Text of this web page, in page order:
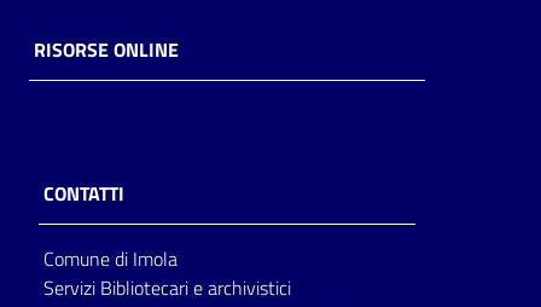
RISORSE ONLINE
CONTATTI
Comune di Imola
Servizi Bibliotecari e archivistici